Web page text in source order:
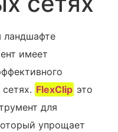
имеет
FlexClip это‍
для
упрощает